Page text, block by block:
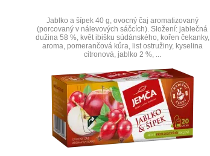
Jablko a šípek 40 g, ovocný čaj aromatizovaný
(porcovaný v nálevových sáčcích). Složení: jablečná
dužina 58 %, květ ibišku súdánského, kořen čekanky,
aroma, pomerančová kůra, list ostružiny, kyselina
citronová, jablko 2 %, ...